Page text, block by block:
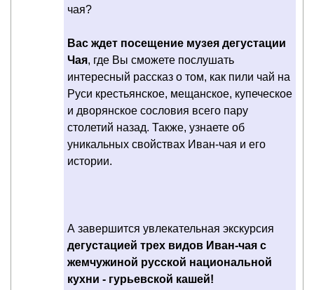
чая?
Вас ждет посещение музея дегустации
Чая, где Вы сможете послушать
интересный рассказ о том, как пили чай на
Руси крестьянское, мещанское, купеческое
и дворянское сословия всего пару
столетий назад. Также, узнаете об
уникальных свойствах Иван-чая и его
истории.
А завершится увлекательная экскурсия
дегустацией трех видов Иван-чая с
жемчужиной русской национальной
кухни - гурьевской кашей!